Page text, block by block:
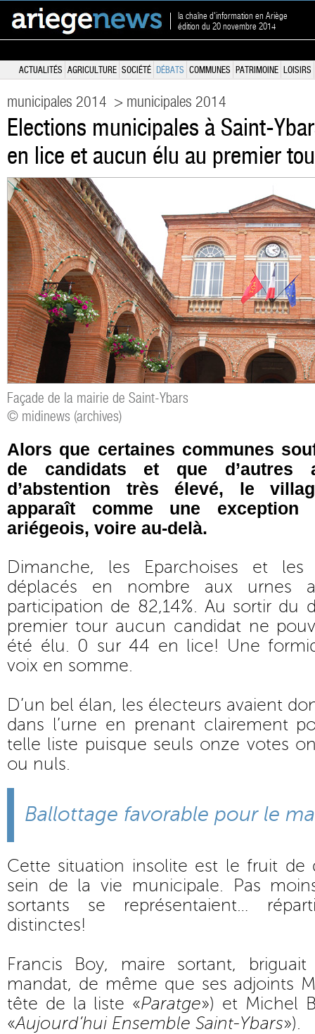
la chaîne d'information en Ariège
édition du 20 novembre 2014
ACTUALITÉS AGRICULTURE SOCIÉTÉ DÉBATS COMMUNES PATRIMOINE LOISIRS
municipales 2014 > municipales 2014
Elections municipales à Saint-
en lice et aucun élu au premier
Façade de la mairie de Saint-Ybars
© midinews (archives)
Alors que certaines communes
de candidats et que d’autres
d’abstention très élevé, le
apparaît comme une
ariégeois, voire au-delà.
Dimanche, les Eparchoises et
déplacés en nombre aux urnes
participation de 82,14%. Au sortir du
premier tour aucun candidat ne
été élu. 0 sur 44 en lice! Une
voix en somme.
D’un bel élan, les électeurs avaient
dans l’urne en prenant clairement
telle liste puisque seuls onze votes
ou nuls.
Ballottage favorable pour le
Cette situation insolite est le fruit de
sein de la vie municipale. Pas
sortants se représentaient…
distinctes!
Francis Boy, maire sortant,
mandat, de même que ses adjoints
tête de la liste «Paratge») et Michel
«Aujourd’hui Ensemble Saint-Ybars»).